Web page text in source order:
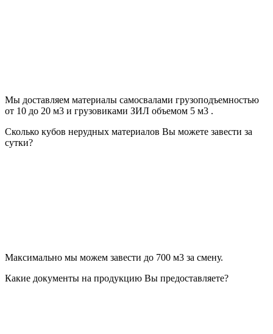
Мы доставляем материалы самосвалами грузоподъемностью
от 10 до 20 м3 и грузовиками ЗИЛ объемом 5 м3 .
Сколько кубов нерудных материалов Вы можете завести за
сутки?
Максимально мы можем завести до 700 м3 за смену.
Какие документы на продукцию Вы предоставляете?